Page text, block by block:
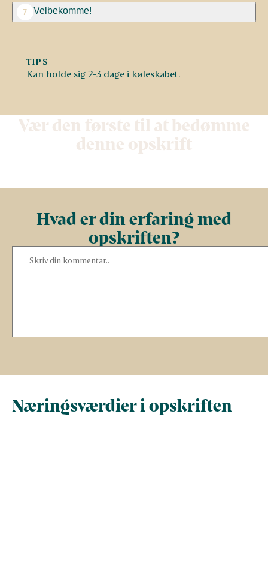
7 Velbekomme!
TIPS
Kan holde sig 2-3 dage i køleskabet.
Vær den første til at bedømme
denne opskrift
Hvad er din erfaring med
opskriften?
Næringsværdier i opskriften